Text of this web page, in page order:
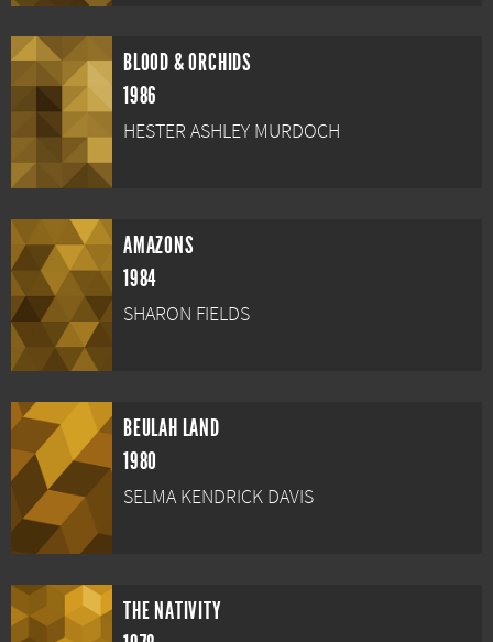
BLOOD & ORCHIDS
1986
HESTER ASHLEY MURDOCH
AMAZONS
1984
SHARON FIELDS
BEULAH LAND
1980
SELMA KENDRICK DAVIS
THE NATIVITY